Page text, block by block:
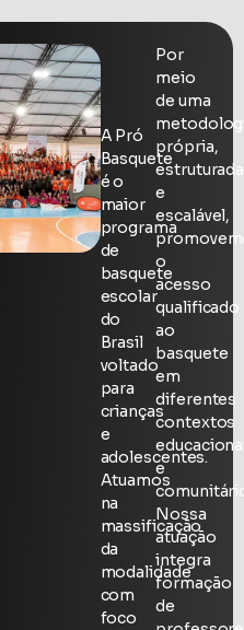
A Pró
Basquete
é o
maior
programa
de
basquete
escolar
do
Brasil
voltado
para
crianças
e
adolescentes.
Atuamos
na
massificação
da
modalidade
com
foco
Por
meio
de uma
própria,
estruturada
e
escalável,
o
acesso
qualificado
ao
basquete
em
diferentes
contextos
e
Nossa
atuação
integra
formação
de